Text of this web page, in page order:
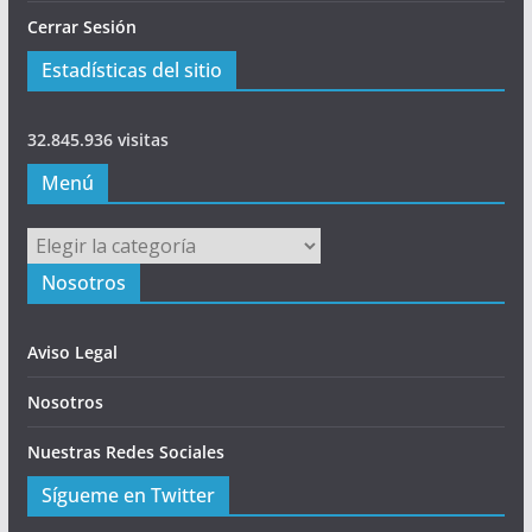
Cerrar Sesión
Estadísticas del sitio
32.845.936 visitas
Menú
Menú
Nosotros
Aviso Legal
Nosotros
Nuestras Redes Sociales
Sígueme en Twitter